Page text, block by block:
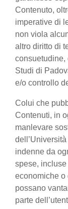
Contenuto,
imperative di
non viola
altro diritto di
consuetudine,
Studi di
e/o controllo
Colui che
Contenuti, in
manlevare
indenne da
spese,
economiche o
possano
parte